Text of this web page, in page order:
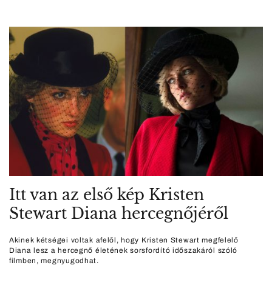
Itt van az első kép Kristen
Stewart Diana hercegnőjéről
Akinek kétségei voltak afelől, hogy Kristen Stewart megfelelő
Diana lesz a hercegnő életének sorsfordító időszakáról szóló
filmben, megnyugodhat.